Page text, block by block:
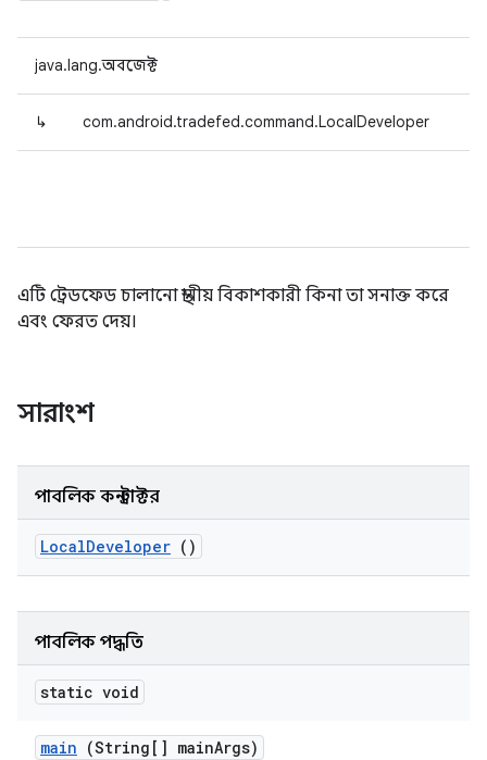
java.lang.অবজেক্ট
↳ com.android.tradefed.command.LocalDeveloper
এটি ট্রেডফেড চালানো স্থানীয় বিকাশকারী কিনা তা সনাক্ত করে
এবং ফেরত দেয়।
সারাংশ
পাবলিক কনস্ট্রাক্টর
LocalDeveloper ()
পাবলিক পদ্ধতি
static void
main (String[] mainArgs)